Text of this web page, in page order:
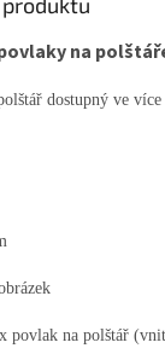
na
dostupný ve
povlak na polštář